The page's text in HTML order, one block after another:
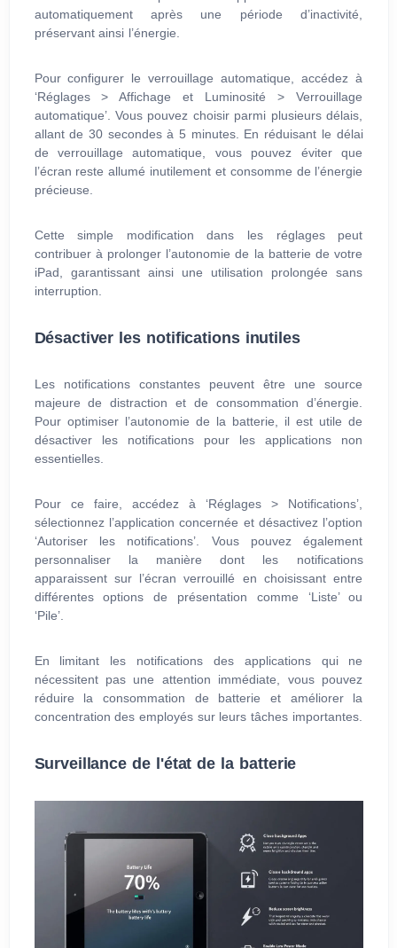
automatiquement après une période d’inactivité,
préservant ainsi l’énergie.
Pour configurer le verrouillage automatique, accédez à
‘Réglages > Affichage et Luminosité > Verrouillage
automatique’. Vous pouvez choisir parmi plusieurs délais,
allant de 30 secondes à 5 minutes. En réduisant le délai
de verrouillage automatique, vous pouvez éviter que
l’écran reste allumé inutilement et consomme de l’énergie
précieuse.
Cette simple modification dans les réglages peut
contribuer à prolonger l’autonomie de la batterie de votre
iPad, garantissant ainsi une utilisation prolongée sans
interruption.
Désactiver les notifications inutiles
Les notifications constantes peuvent être une source
majeure de distraction et de consommation d’énergie.
Pour optimiser l’autonomie de la batterie, il est utile de
désactiver les notifications pour les applications non
essentielles.
Pour ce faire, accédez à ‘Réglages > Notifications’,
sélectionnez l’application concernée et désactivez l’option
‘Autoriser les notifications’. Vous pouvez également
personnaliser la manière dont les notifications
apparaissent sur l’écran verrouillé en choisissant entre
différentes options de présentation comme ‘Liste’ ou
‘Pile’.
En limitant les notifications des applications qui ne
nécessitent pas une attention immédiate, vous pouvez
réduire la consommation de batterie et améliorer la
concentration des employés sur leurs tâches importantes.
Surveillance de l'état de la batterie